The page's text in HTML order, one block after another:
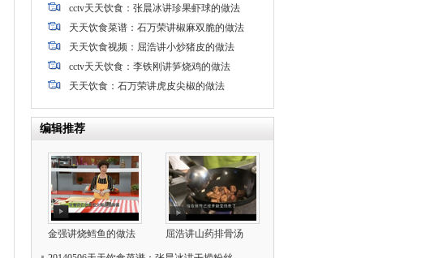
cctv天天饮食：张晨冰讲珍果虾球的做法
天天饮食菜谱：石万荣讲椒麻双脆的做法
天天饮食视频：屈浩讲小炒猪皮的做法
cctv天天饮食：李铁刚讲笋烧鸡的做法
天天饮食：石万荣讲虎皮尖椒的做法
编辑推荐
金强讲烧鳕鱼的做法 屈浩讲山药排骨汤